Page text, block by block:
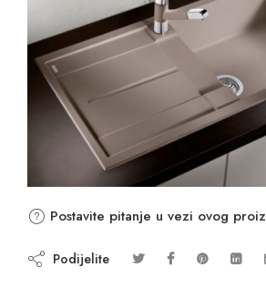
Postavite pitanje u vezi ovog
Podijelite